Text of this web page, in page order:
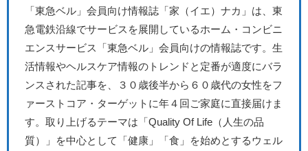
「東急ベル」会員向け情報誌「家（イエ）ナカ」は、東
急電鉄沿線でサービスを展開しているホーム・コンビニ
エンスサービス「東急ベル」会員向けの情報誌です。生
活情報やヘルスケア情報のトレンドと定番が適度にバラ
ンスされた記事を、３０歳後半から６０歳代の女性をフ
ァーストコア・ターゲットに年４回ご家庭に直接届けま
す。取り上げるテーマは「Quality Of Life（人生の品
質）」を中心として「健康」「食」を始めとするウェル